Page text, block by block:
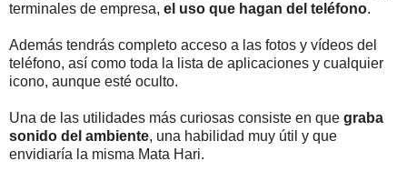
terminales de empresa, el uso que hagan del teléfono.
Además tendrás completo acceso a las fotos y vídeos del
teléfono, así como toda la lista de aplicaciones y cualquier
icono, aunque esté oculto.
Una de las utilidades más curiosas consiste en que graba
sonido del ambiente, una habilidad muy útil y que
envidiaría la misma Mata Hari.